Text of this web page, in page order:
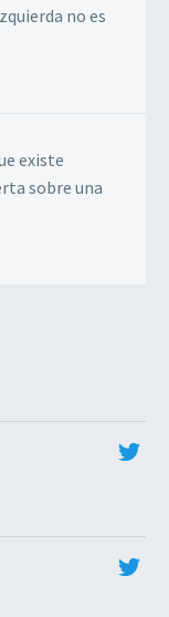
no es
existe
sobre una